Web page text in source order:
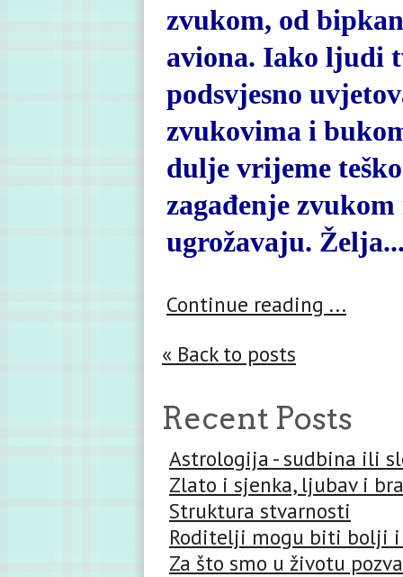
zvukom, od
aviona. Iako ljudi
podsvjesno
zvukovima i
dulje vrijeme
zagađenje
ugrožavaju.
Continue reading ...
« Back to posts
Recent Posts
Astrologija - sudbina ili
Zlato i sjenka, ljubav i
Struktura stvarnosti
Roditelji mogu biti bolji
Za što smo u životu